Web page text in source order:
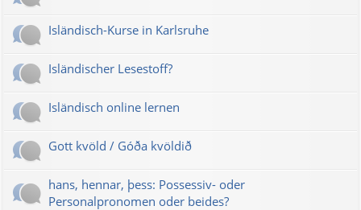
Isländisch-Kurse in Karlsruhe
Isländischer Lesestoff?
Isländisch online lernen
Gott kvöld / Góða kvöldið
hans, hennar, þess: Possessiv- oder
Personalpronomen oder beides?